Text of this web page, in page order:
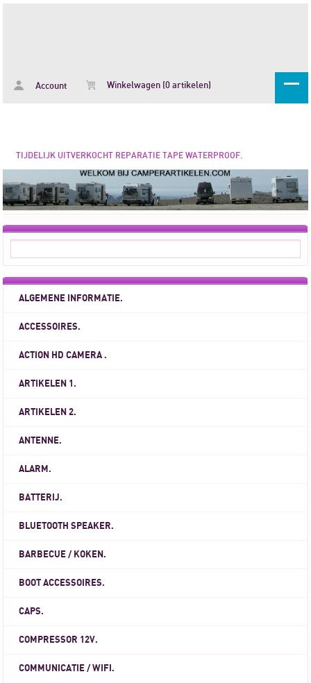
Account Winkelwagen (0 artikelen)
TIJDELIJK UITVERKOCHT REPARATIE TAPE WATERPROOF.
ALGEMENE INFORMATIE.
ACCESSOIRES.
ACTION HD CAMERA .
ARTIKELEN 1.
ARTIKELEN 2.
ANTENNE.
ALARM.
BATTERIJ.
BLUETOOTH SPEAKER.
BARBECUE / KOKEN.
BOOT ACCESSOIRES.
CAPS.
COMPRESSOR 12V.
COMMUNICATIE / WIFI.